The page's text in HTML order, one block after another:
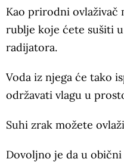
Kao prirodni ovlaživač
rublje koje ćete sušiti
radijatora.
Voda iz njega će tako
održavati vlagu u
Suhi zrak možete
Dovoljno je da u